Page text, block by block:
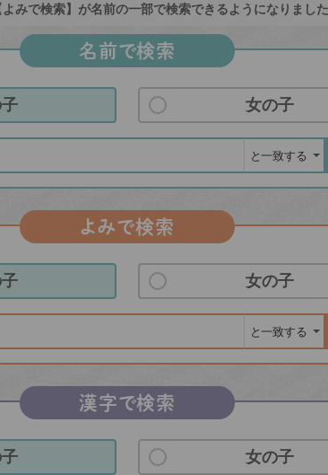
よみで検索】が名前の一部で検索できるようになりまし
名前で検索
女の子
よみで検索
女の子
漢字で検索
女の子